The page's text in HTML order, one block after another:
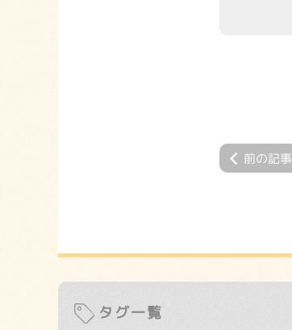
前の記事
タグ一覧